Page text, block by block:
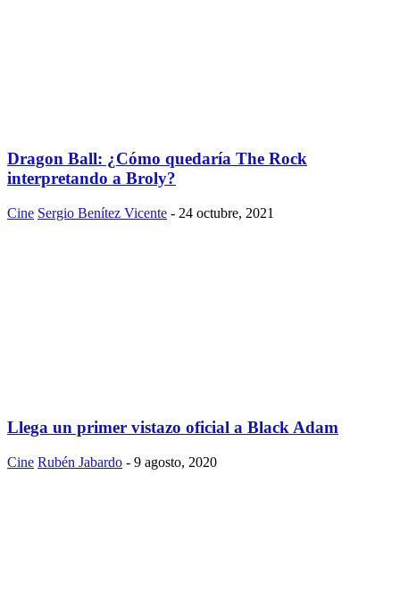
Dragon Ball: ¿Cómo quedaría The Rock
interpretando a Broly?
Cine Sergio Benítez Vicente - 24 octubre, 2021
Llega un primer vistazo oficial a Black Adam
Cine Rubén Jabardo - 9 agosto, 2020